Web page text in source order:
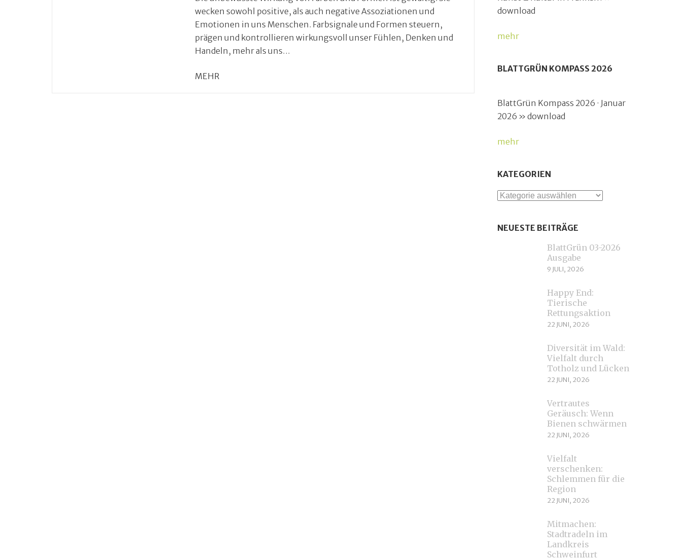
wecken sowohl positive, als auch negative Assoziationen und
Emotionen in uns Menschen. Farbsignale und Formen steuern,
prägen und kontrollieren wirkungsvoll unser Fühlen, Denken und
Handeln, mehr als uns…
MEHR
download
mehr
BLATTGRÜN KOMPASS 2026
BlattGrün Kompass 2026 · Januar
2026 » download
mehr
KATEGORIEN
Kategorien
NEUESTE BEITRÄGE
BlattGrün 03-2026
Ausgabe
9 JULI, 2026
Happy End:
Tierische
Rettungsaktion
22 JUNI, 2026
Diversität im Wald:
Vielfalt durch
Totholz und Lücken
22 JUNI, 2026
Vertrautes
Geräusch: Wenn
Bienen schwärmen
22 JUNI, 2026
Vielfalt
verschenken:
Schlemmen für die
Region
22 JUNI, 2026
Mitmachen:
Stadtradeln im
Landkreis
Schweinfurt